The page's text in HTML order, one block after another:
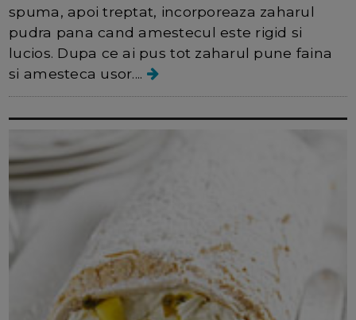
spuma, apoi treptat, incorporeaza zaharul
pudra pana cand amestecul este rigid si
lucios. Dupa ce ai pus tot zaharul pune faina
si amesteca usor....